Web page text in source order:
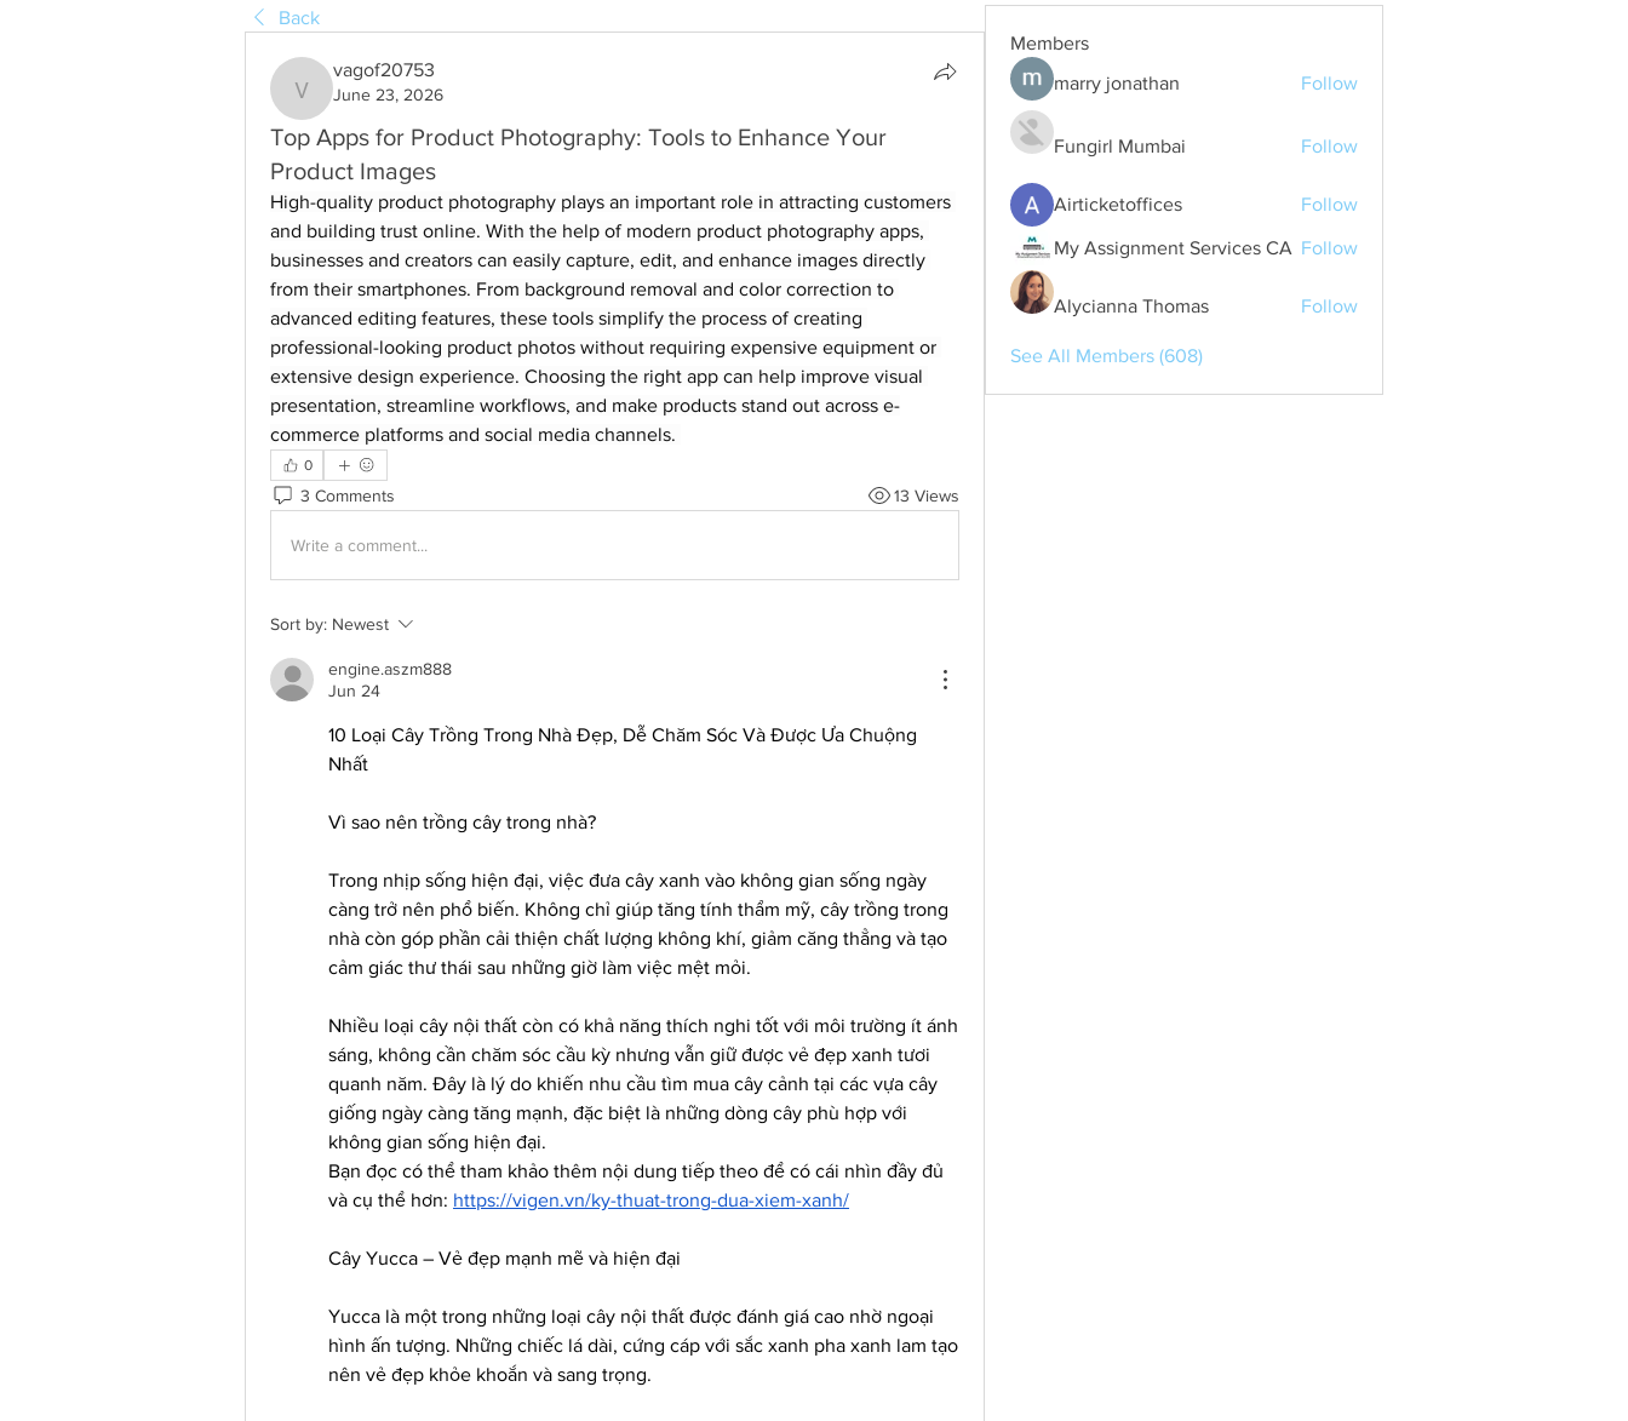
Back
vagof20753
vagof20753
June 23, 2026
Top Apps for Product Photography: Tools to Enhance Your
Product Images
High-quality product photography plays an important role in attracting customers
and building trust online. With the help of modern product photography apps,
businesses and creators can easily capture, edit, and enhance images directly
from their smartphones. From background removal and color correction to
advanced editing features, these tools simplify the process of creating
professional-looking product photos without requiring expensive equipment or
extensive design experience. Choosing the right app can help improve visual
presentation, streamline workflows, and make products stand out across e-
commerce platforms and social media channels.
0
3 Comments 13 Views
Write a comment...
Sort by: Newest
engine.aszm888
Jun 24
10 Loại Cây Trồng Trong Nhà Đẹp, Dễ Chăm Sóc Và Được Ưa Chuộng
Nhất
Vì sao nên trồng cây trong nhà?
Trong nhịp sống hiện đại, việc đưa cây xanh vào không gian sống ngày
càng trở nên phổ biến. Không chỉ giúp tăng tính thẩm mỹ, cây trồng trong
nhà còn góp phần cải thiện chất lượng không khí, giảm căng thẳng và tạo
cảm giác thư thái sau những giờ làm việc mệt mỏi.
Nhiều loại cây nội thất còn có khả năng thích nghi tốt với môi trường ít ánh
sáng, không cần chăm sóc cầu kỳ nhưng vẫn giữ được vẻ đẹp xanh tươi
quanh năm. Đây là lý do khiến nhu cầu tìm mua cây cảnh tại các vựa cây
giống ngày càng tăng mạnh, đặc biệt là những dòng cây phù hợp với
không gian sống hiện đại.
Bạn đọc có thể tham khảo thêm nội dung tiếp theo để có cái nhìn đầy đủ
và cụ thể hơn: https://vigen.vn/ky-thuat-trong-dua-xiem-xanh/
Cây Yucca – Vẻ đẹp mạnh mẽ và hiện đại
Yucca là một trong những loại cây nội thất được đánh giá cao nhờ ngoại
hình ấn tượng. Những chiếc lá dài, cứng cáp với sắc xanh pha xanh lam tạo
nên vẻ đẹp khỏe khoắn và sang trọng.
Members
marry jonathan
Follow
Fungirl Mumbai Follow
Airticketoffices Follow
My Assignment Services CA Follow
Alycianna Thomas Follow
See All Members (608)